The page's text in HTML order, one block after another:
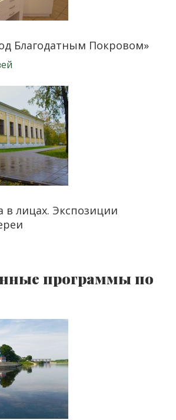
Благодатным Покровом»
в лицах. Экспозиции
программы по